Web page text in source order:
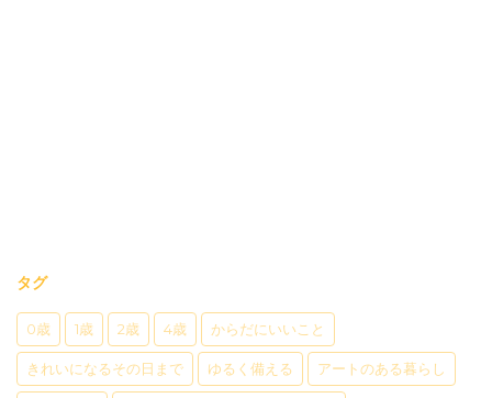
タグ
0歳 1歳 2歳 4歳 からだにいいこと
きれいになるその日まで ゆるく備える アートのある暮らし